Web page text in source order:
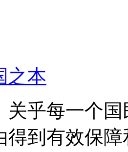
之本
关乎每一个
得到有效保